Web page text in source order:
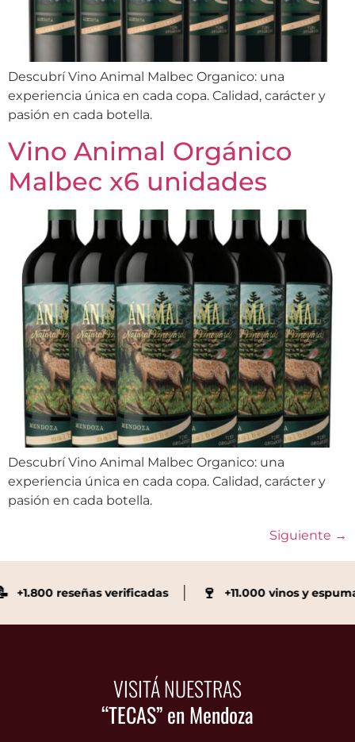
Descubrí Vino Animal Malbec Organico: una
experiencia única en cada copa. Calidad, carácter y
pasión en cada botella.
Vino Animal Orgánico
Malbec x6 unidades
Descubrí Vino Animal Malbec Organico: una
experiencia única en cada copa. Calidad, carácter y
pasión en cada botella.
Siguiente →
reseñas verificadas 🍷 +11.000 vinos y espumante
VISITÁ NUESTRAS
“TECAS” en Mendoza